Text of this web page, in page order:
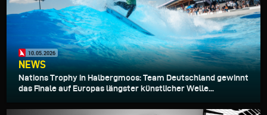
10.05.2026
NEWS
Nations Trophy in Halbergmoos: Team Deutschland gewinnt
das Finale auf Europas längster künstlicher Welle...